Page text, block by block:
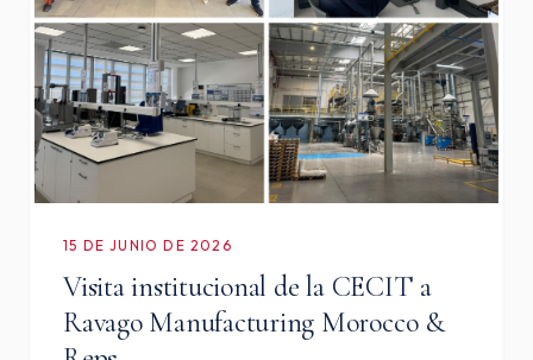
15 DE JUNIO DE 2026
Visita institucional de la CECIT a
Ravago Manufacturing Morocco &